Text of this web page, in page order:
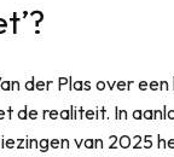
der Plas over
de realiteit. In
van 2025